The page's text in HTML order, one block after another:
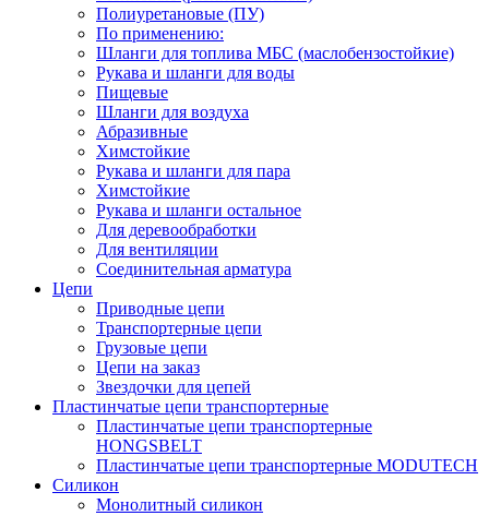
Полиуретановые (ПУ)
По применению:
Шланги для топлива МБС (маслобензостойкие)
Рукава и шланги для воды
Пищевые
Шланги для воздуха
Абразивные
Химстойкие
Рукава и шланги для пара
Химстойкие
Рукава и шланги остальное
Для деревообработки
Для вентиляции
Соединительная арматура
Цепи
Приводные цепи
Транспортерные цепи
Грузовые цепи
Цепи на заказ
Звездочки для цепей
Пластинчатые цепи транспортерные
Пластинчатые цепи транспортерные
HONGSBELT
Пластинчатые цепи транспортерные MODUTECH
Силикон
Монолитный силикон